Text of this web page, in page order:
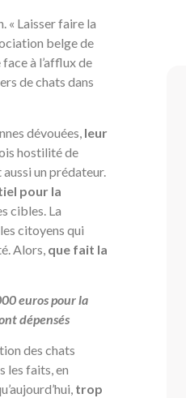
« Laisser faire la
belge de
à l’afflux de
de chats dans
dévouées, leur
hostilité de
un prédateur.
pour la
cibles. La
citoyens qui
Alors, que fait la
euros pour la
dépensés
des chats
les faits, en
trop